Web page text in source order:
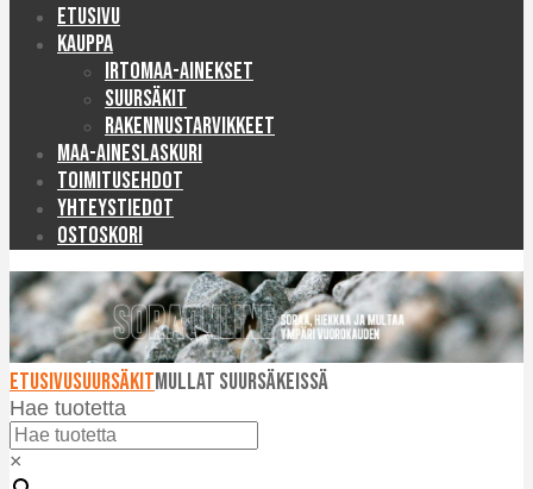
Etusivu
Kauppa
Irtomaa-ainekset
Suursäkit
Rakennustarvikkeet
Maa-aineslaskuri
Toimitusehdot
Yhteystiedot
Ostoskori
EtusivuSuursäkitMullat suursäkeissä
Hae tuotetta
×